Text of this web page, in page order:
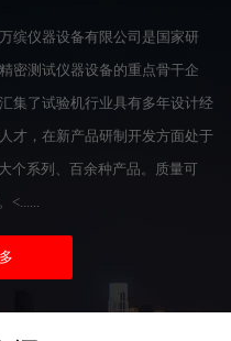
仪器设备有限公司是国家研
密测试仪器设备的重点骨干企
集了试验机行业具有多年设计经
才，在新产品研制开发方面处于
个系列、百余种产品。质量可
<......